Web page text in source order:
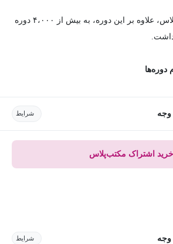
با خرید اشتراک مکتب‌پلاس، علاوه بر این دوره، به بیش از ۴،۰۰۰ دوره
دوره‌ها
شرایط
خرید اشتراک مکتب‌پلاس
شرایط